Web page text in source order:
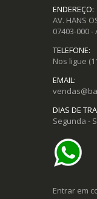
ENDEREÇO:
AV. HANS
07403-000 -
TELEFONE:
Nos ligue
EMAIL:
DIAS DE
Segunda -
Entrar em